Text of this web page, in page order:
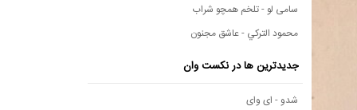
سامی لو - تلخم همچو شراب
محمود التركي - عاشق مجنون
جدیدترین ها در نکست وان
شدو - ای وای